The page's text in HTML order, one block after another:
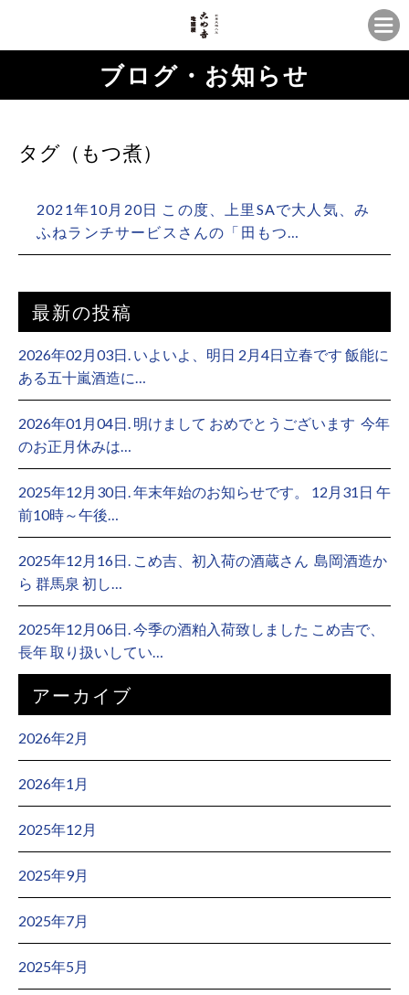
ブログ・お知らせ
タグ（もつ煮）
2021年10月20日 この度、上里SAで大人気、み
ふねランチサービスさんの「田もつ…
最新の投稿
2026年02月03日. いよいよ、明日 2月4日立春です 飯能に
ある五十嵐酒造に…
2026年01月04日. 明けまして おめでとうございます ⁡ 今年
のお正月休みは…
2025年12月30日. 年末年始のお知らせです。 12月31日 午
前10時～午後…
2025年12月16日. こめ吉、初入荷の酒蔵さん ⁡ 島岡酒造か
ら 群馬泉 初し…
2025年12月06日. 今季の酒粕入荷致しました こめ吉で、
長年 取り扱いしてい…
アーカイブ
2026年2月
2026年1月
2025年12月
2025年9月
2025年7月
2025年5月